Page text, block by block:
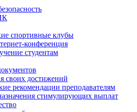
спортивные клубы
конференция
студентам
своих достижений
рекомендации преподавателям
стимулирующих выплат